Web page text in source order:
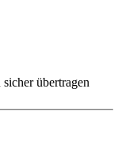
übertragen